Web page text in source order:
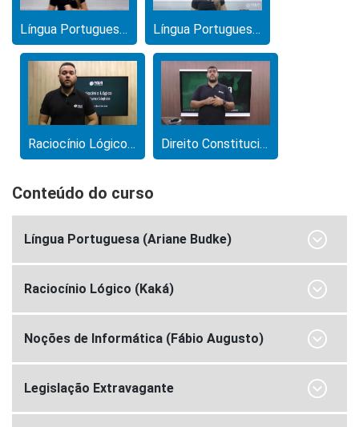
Língua Portuguesa (Ariane Budke) Língua Portuguesa (Ariane Budke)
Raciocínio Lógico (Kaká) Direito Constitucional (Irineu Ruiz)
Conteúdo do curso
Língua Portuguesa (Ariane Budke)
Raciocínio Lógico (Kaká)
Noções de Informática (Fábio Augusto)
Legislação Extravagante